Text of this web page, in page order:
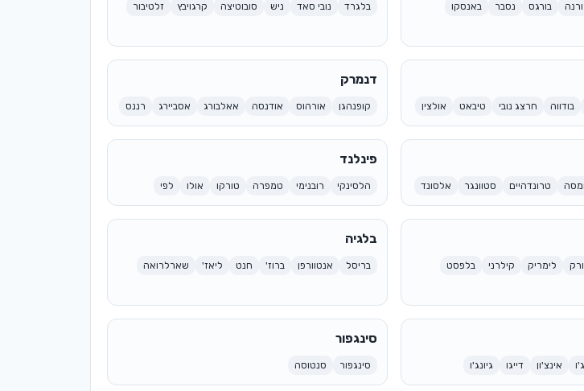
ורנה בורגס נסבר באנסקו בלגרד נובי סאד ניש סובוטיצה קרגויבץ זלטיבור
בודווה חרצג נובי טיבאט אולצין
דנמרק
קופנהגן אורהוס אודנסה אאלבורג אסביירג רננס
טרונדהיים סטוונגר אלסונד
פינלנד
הלסינקי רובנימי טמפרה טורקו אולו לפי
לימריק קילרני בלפסט
בלגיה
בריסל אנטוורפן ברוז' חנט ליאז' שארלרואה
אינצ'ון דייגו גיונג'ו
סינגפור
סינגפור סנטוסה